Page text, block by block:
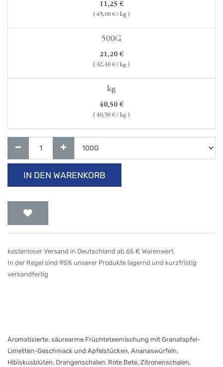
11,25 €
( 45,00 € / kg )
500G
21,20 €
( 42,40 € / kg )
kg
40,50 €
( 40,50 € / kg )
IN DEN WARENKORB
kostenloser Versand in Deutschland ab 65 € Warenwert
In der Regel sind 95% unserer Produkte lagernd und kurzfristig
versandfertig
Aromatisierte, säurearme Früchteteemischung mit Granatapfel-
Limetten-Geschmack und Apfelstücken, Ananaswürfeln,
Hibiskusblüten, Orangenschalen, Rote Bete, Zitronenschalen,